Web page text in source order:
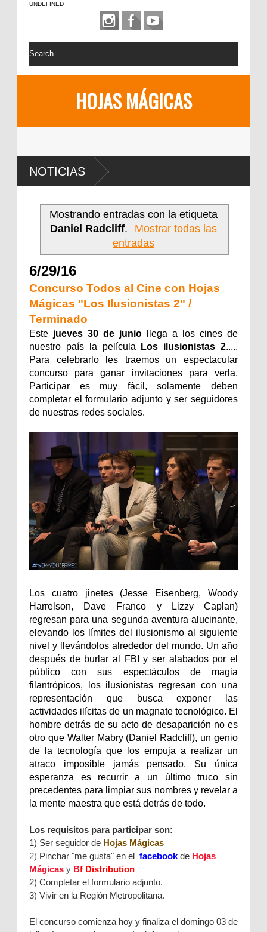
UNDEFINED
HOJAS MÁGICAS
NOTICIAS
Mostrando entradas con la etiqueta
Daniel Radcliff.
Mostrar todas las
entradas
6/29/16
Concurso Todos al Cine con Hojas
Mágicas "Los Ilusionistas 2" /
Terminado
Este jueves 30 de junio llega a los cines de
nuestro país la película
Los ilusionistas 2.....
Para celebrarlo les traemos un espectacular
concurso para ganar invitaciones para verla.
Participar es muy fácil, solamente deben
completar el formulario adjunto y ser seguidores
de nuestras redes sociales.
Los cuatro jinetes (Jesse Eisenberg, Woody
Harrelson, Dave Franco y Lizzy Caplan)
regresan para una segunda aventura alucinante,
elevando los límites del ilusionismo al siguiente
nivel y llevándolos alrededor del mundo. Un año
después de burlar al FBI y ser alabados por el
público con sus espectáculos de magia
filantrópicos, los ilusionistas regresan con una
representación que busca exponer las
actividades ilícitas de un magnate tecnológico. El
hombre detrás de su acto de desaparición no es
otro que Walter Mabry (Daniel Radcliff), un genio
de la tecnología que los empuja a realizar un
atraco imposible jamás pensado. Su única
esperanza es recurrir a un último truco sin
precedentes para limpiar sus nombres y revelar a
la mente maestra que está detrás de todo.
Los requisitos para participar son:
1) Ser seguidor de Hojas Mágicas
2) Pinchar "me gusta" en el facebook de Hojas
Mágicas y Bf Distribution
2) Completar el formulario adjunto.
3) Vivir en la Región Metropolitana.
El concurso comienza hoy y finaliza el domingo 03 de